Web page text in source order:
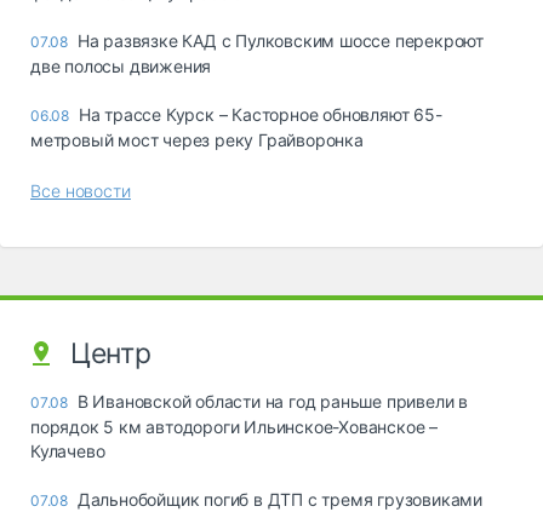
07.08 На развязке КАД с Пулковским шоссе перекроют
две полосы движения
06.08 На трассе Курск – Касторное обновляют 65-
метровый мост через реку Грайворонка
Все новости
Центр
07.08 В Ивановской области на год раньше привели в
порядок 5 км автодороги Ильинское-Хованское –
Кулачево
07.08 Дальнобойщик погиб в ДТП с тремя грузовиками